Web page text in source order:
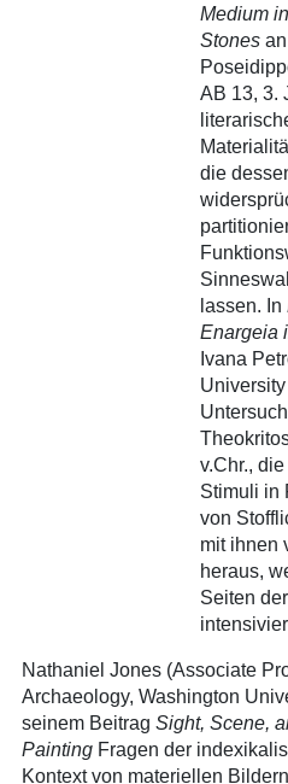
Medium
Stonesan
AB 13, 3.
die
lassen. In
Enargeia
Ivana
v.Chr.,
Stimuli in
von
mit ihnen
heraus,
Seiten
Nathaniel Jones (Associate
Archaeology, Washington
seinem Beitrag Sight, Scene,
PaintingFragen der
Kontext von materiellen